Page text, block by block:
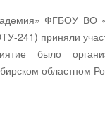
ФГБОУ ВО
241) приняли
было
областном